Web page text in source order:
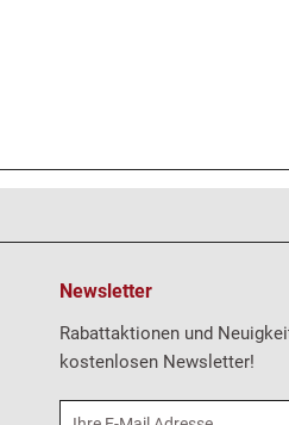
Newsletter
Rabattaktionen und
kostenlosen Newsletter!